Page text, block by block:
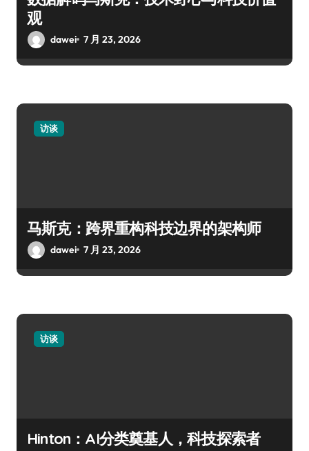
观
dawei 7 月 23, 2026
访谈
马斯克：跨界重构科技边界的架构师
dawei 7 月 23, 2026
访谈
Hinton：AI分类奠基人，科技探索者